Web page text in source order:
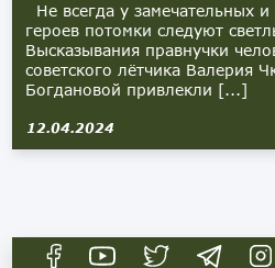
Не всегда у замечательных
героев потомки следуют
Высказывания правнучки
советского лётчика Валерия
Богдановой привлекли [...]
12.04.2024